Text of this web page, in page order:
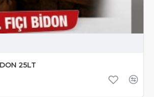
25LT